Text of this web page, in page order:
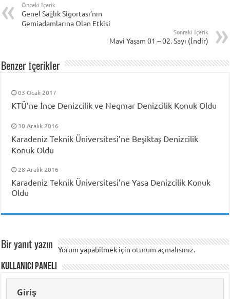
Önceki İçerik
Genel Sağlık Sigortası’nın
Gemiadamlarına Olan Etkisi
Sonraki İçerik
Mavi Yaşam 01 – 02. Sayı (İndir)
Benzer İçerikler
03 Ocak 2017
KTÜ’ne İnce Denizcilik ve Negmar Denizcilik Konuk Oldu
30 Aralık 2016
Karadeniz Teknik Üniversitesi’ne Beşiktaş Denizcilik
Konuk Oldu
28 Aralık 2016
Karadeniz Teknik Üniversitesi’ne Yasa Denizcilik Konuk
Oldu
Bir yanıt yazın Yorum yapabilmek içinoturum açmalısınız.
Kullanıcı Paneli
Giriş